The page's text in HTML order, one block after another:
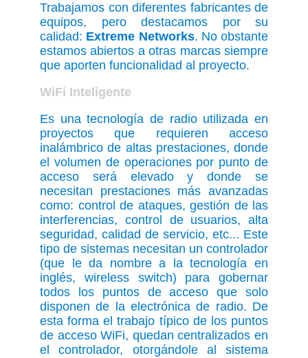
Trabajamos con diferentes fabricantes de
equipos, pero destacamos por su
calidad: Extreme Networks. No obstante
estamos abiertos a otras marcas siempre
que aporten funcionalidad al proyecto.
WiFi Inteligente
Es una tecnología de radio utilizada en
proyectos que requieren acceso
inalámbrico de altas prestaciones, donde
el volumen de operaciones por punto de
acceso será elevado y donde se
necesitan prestaciones más avanzadas
como: control de ataques, gestión de las
interferencias, control de usuarios, alta
seguridad, calidad de servicio, etc... Este
tipo de sistemas necesitan un controlador
(que le da nombre a la tecnología en
inglés, wireless switch) para gobernar
todos los puntos de acceso que solo
disponen de la electrónica de radio. De
esta forma el trabajo típico de los puntos
de acceso WiFi, quedan centralizados en
el controlador, otorgándole al sistema